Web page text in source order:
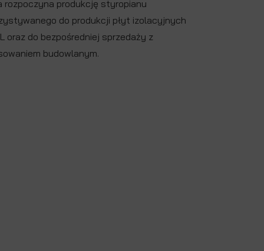
rozpoczyna produkcję styropianu
do produkcji płyt izolacyjnych
oraz do bezpośredniej sprzedaży z
budowlanym.